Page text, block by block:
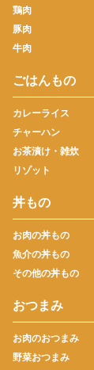
鶏肉
豚肉
牛肉
ごはんもの
カレーライス
チャーハン
お茶漬け・雑炊
リゾット
丼もの
お肉の丼もの
魚介の丼もの
その他の丼もの
おつまみ
お肉のおつまみ
野菜おつまみ